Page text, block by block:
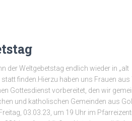
der Weltgebetstag endlich wieder in „alt
statt finden.Hierzu haben uns Frauen aus
Gottesdienst vorbereitet, den wir
und katholischen Gemeinden aus
03.03.23, um 19 Uhr im